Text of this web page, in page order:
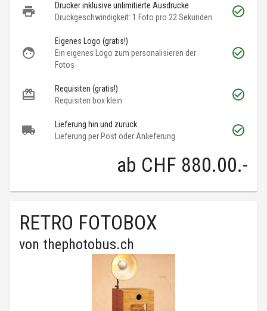
Drucker inklusive unlimitierte Ausdrucke
Druckgeschwindigkeit: 1 Foto pro 22 Sekunden
Eigenes Logo (gratis!)
Ein eigenes Logo zum personalisieren der
Fotos
Requisiten (gratis!)
Requisiten box klein
Lieferung hin und zurück
Lieferung per Post oder Anlieferung
ab CHF 880.00.-
RETRO FOTOBOX
von thephotobus.ch